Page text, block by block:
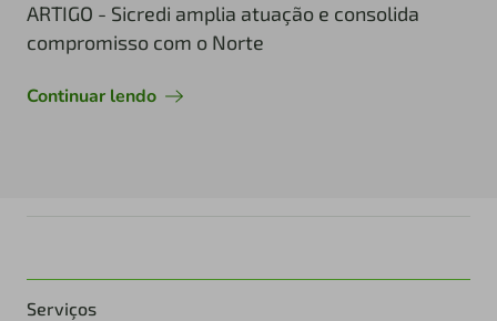
ARTIGO - Sicredi amplia atuação e consolida
compromisso com o Norte
Continuar lendo
Serviços